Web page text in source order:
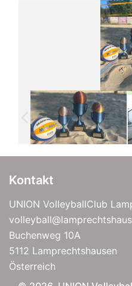
Kontakt
UNION VolleyballClub
Buchenweg 10A
5112 Lamprechtshausen
Österreich